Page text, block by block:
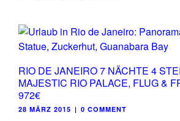
RIO DE JANEIRO 7 NÄCHTE 4
MAJESTIC RIO PALACE, FLUG &
972€
28 MÄRZ 2015 | 0 COMMENT